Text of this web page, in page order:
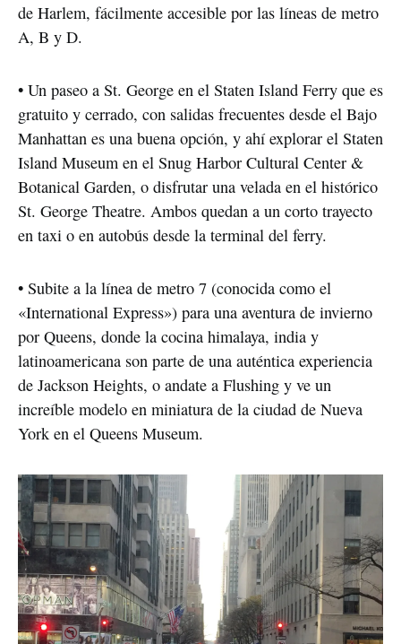
de Harlem, fácilmente accesible por las líneas de metro
A, B y D.
• Un paseo a St. George en el Staten Island Ferry que es
gratuito y cerrado, con salidas frecuentes desde el Bajo
Manhattan es una buena opción, y ahí explorar el Staten
Island Museum en el Snug Harbor Cultural Center &
Botanical Garden, o disfrutar una velada en el histórico
St. George Theatre. Ambos quedan a un corto trayecto
en taxi o en autobús desde la terminal del ferry.
• Subite a la línea de metro 7 (conocida como el
«International Express») para una aventura de invierno
por Queens, donde la cocina himalaya, india y
latinoamericana son parte de una auténtica experiencia
de Jackson Heights, o andate a Flushing y ve un
increíble modelo en miniatura de la ciudad de Nueva
York en el Queens Museum.